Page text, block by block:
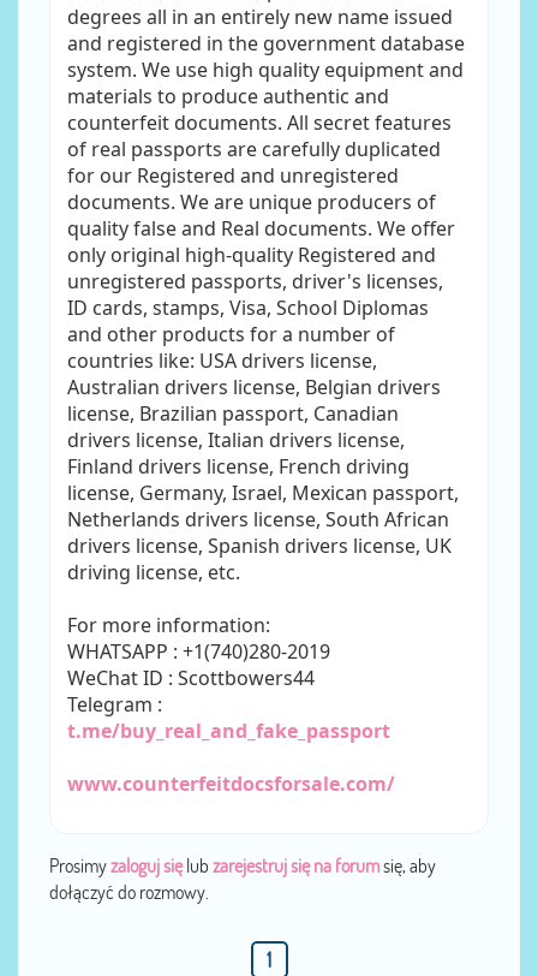
degrees all in an entirely new name issued
and registered in the government database
system. We use high quality equipment and
materials to produce authentic and
counterfeit documents. All secret features
of real passports are carefully duplicated
for our Registered and unregistered
documents. We are unique producers of
quality false and Real documents. We offer
only original high-quality Registered and
unregistered passports, driver's licenses,
ID cards, stamps, Visa, School Diplomas
and other products for a number of
countries like: USA drivers license,
Australian drivers license, Belgian drivers
license, Brazilian passport, Canadian
drivers license, Italian drivers license,
Finland drivers license, French driving
license, Germany, Israel, Mexican passport,
Netherlands drivers license, South African
drivers license, Spanish drivers license, UK
driving license, etc.
For more information:
WHATSAPP : +1(740)280-2019
WeChat ID : Scottbowers44
Telegram :
t.me/buy_real_and_fake_passport
www.counterfeitdocsforsale.com/
Prosimyzaloguj sięlub zarejestruj się na forumsię, aby
dołączyć do rozmowy.
1